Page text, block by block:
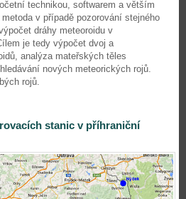
technikou, softwarem a větším
v případě pozorování stejného
dráhy meteoroidu v
je tedy výpočet dvoj a
analýza mateřských těles
nových meteorických rojů.
rojů.
stanic v příhraniční